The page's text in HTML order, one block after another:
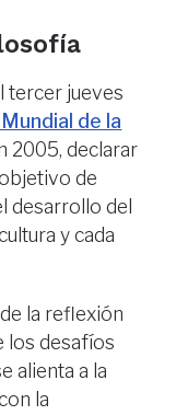
tercer jueves
Mundial de la
2005, declarar
de
desarrollo del
y cada
la reflexión
los desafíos
alienta a la
la